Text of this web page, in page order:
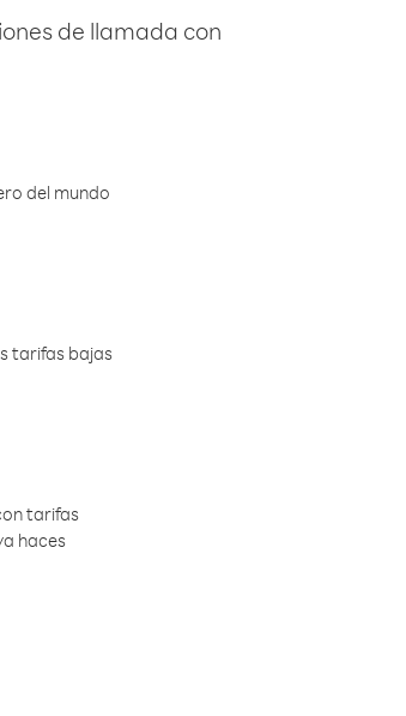
de llamada con
del mundo
tarifas bajas
tarifas
haces